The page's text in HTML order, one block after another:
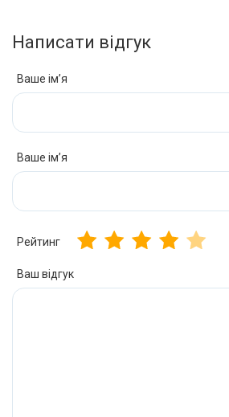
Написати відгук
Ваше ім’я
Ваше ім’я
Рейтинг
Ваш відгук